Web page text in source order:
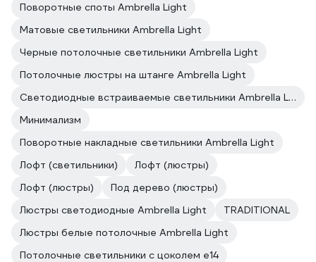
Поворотные споты Ambrella Light
Матовые светильники Ambrella Light
Черные потолочные светильники Ambrella Light
Потолочные люстры на штанге Ambrella Light
Светодиодные встраиваемые светильники Ambrella Light
Минимализм
Поворотные накладные светильники Ambrella Light
Лофт (светильники)
Лофт (люстры)
Лофт (люстры)
Под дерево (люстры)
Люстры светодиодные Ambrella Light
TRADITIONAL
Люстры белые потолочные Ambrella Light
Потолочные светильники с цоколем e14